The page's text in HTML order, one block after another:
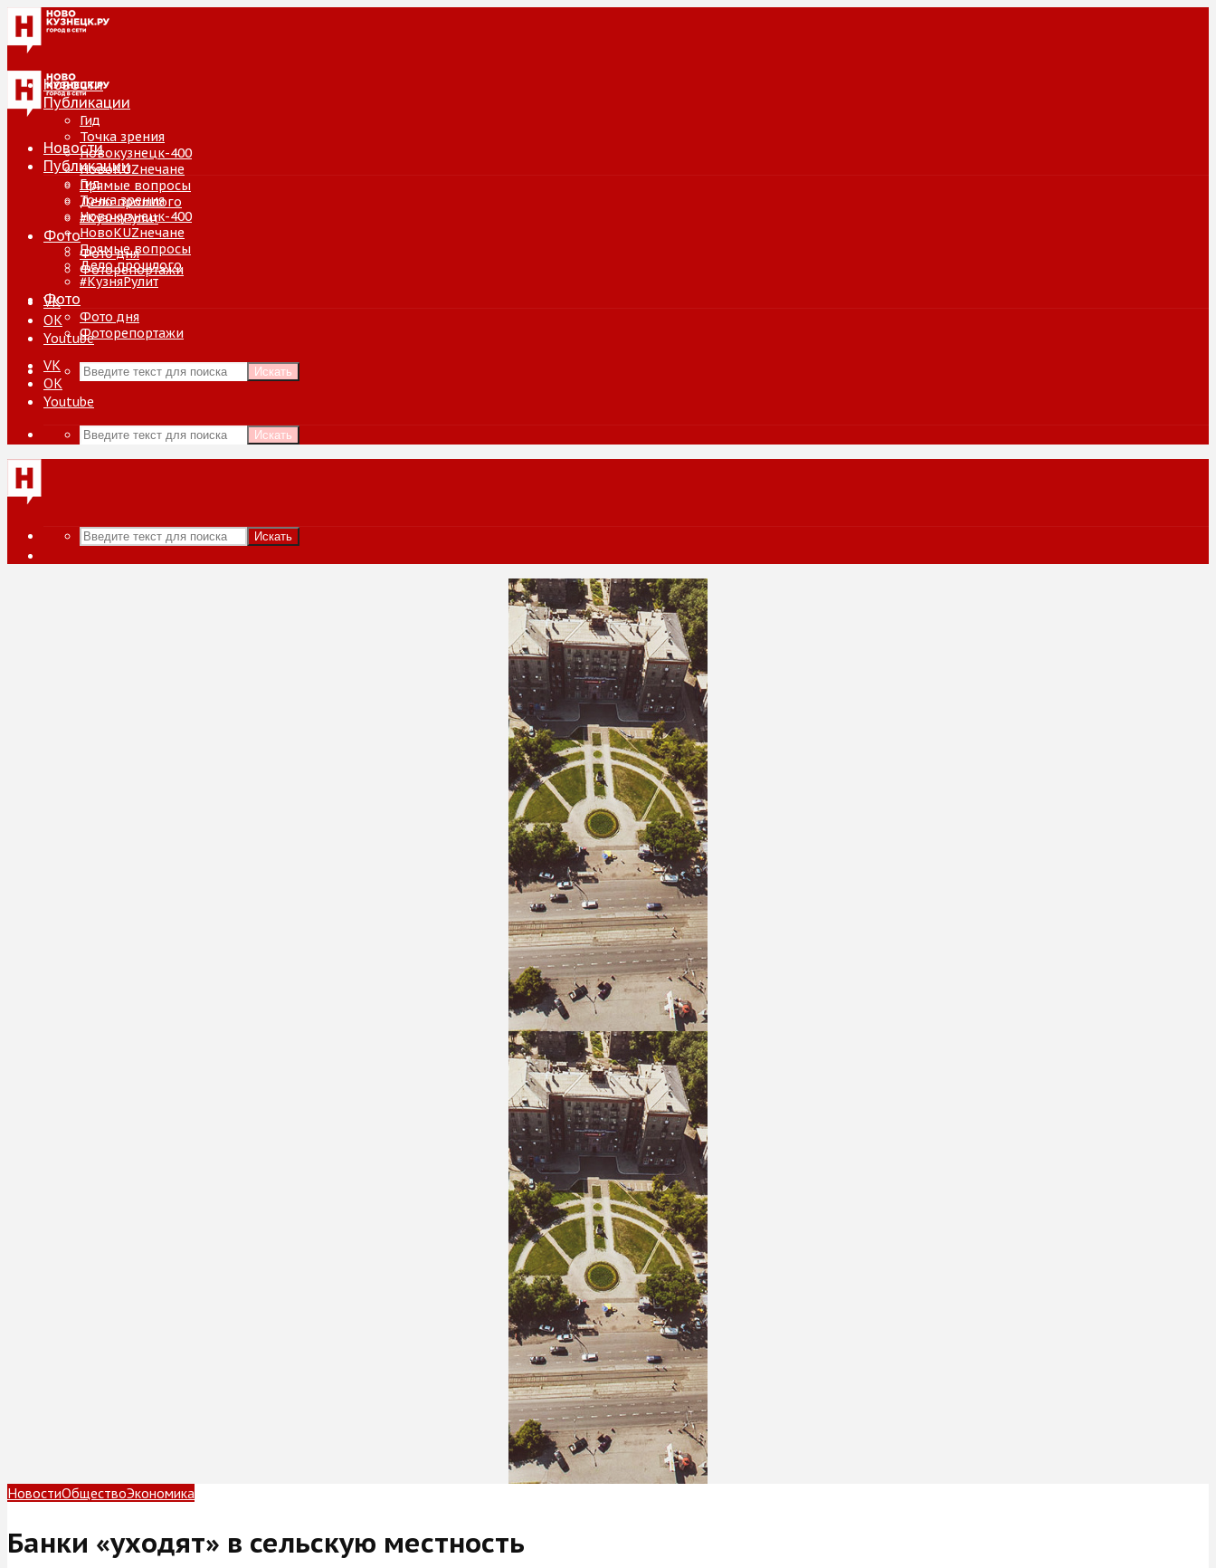
Новости
Публикации
Гид
Точка зрения
Новокузнецк-400
НовоKUZнечане
Прямые вопросы
Дело прошлого
#КузняРулит
Фото
Фото дня
Фоторепортажи
VK
ОК
Youtube
Искать
Новости
Публикации
Гид
Точка зрения
Новокузнецк-400
НовоKUZнечане
Прямые вопросы
Дело прошлого
#КузняРулит
Фото
Фото дня
Фоторепортажи
VK
ОК
Youtube
Искать
Искать
НовостиОбществоЭкономика
Банки «уходят» в сельскую местность